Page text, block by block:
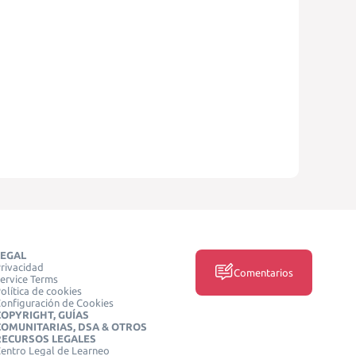
Terms
de cookies
de Cookies
GUÍAS
DSA & OTROS
LEGALES
Legal de Learneo
Comentarios